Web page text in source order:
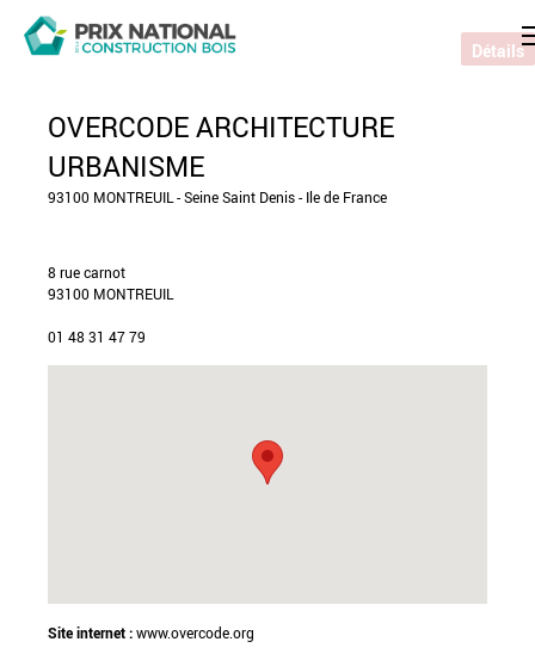
OVERCODE ARCHITECTURE
URBANISME
93100 MONTREUIL - Seine Saint Denis - Ile de France
8 rue carnot
93100 MONTREUIL
01 48 31 47 79
Site internet :www.overcode.org
Détails